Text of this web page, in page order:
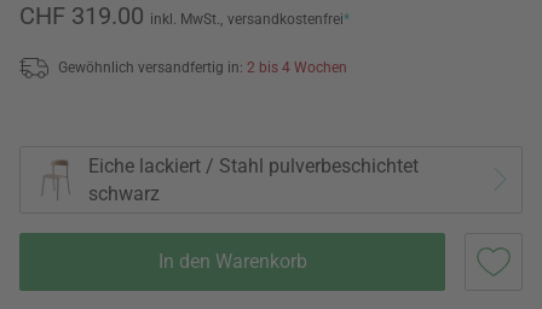
CHF 319.00 inkl. MwSt., versandkostenfrei*
Gewöhnlich versandfertig in: 2 bis 4 Wochen
Eiche lackiert / Stahl pulverbeschichtet
schwarz
In den Warenkorb